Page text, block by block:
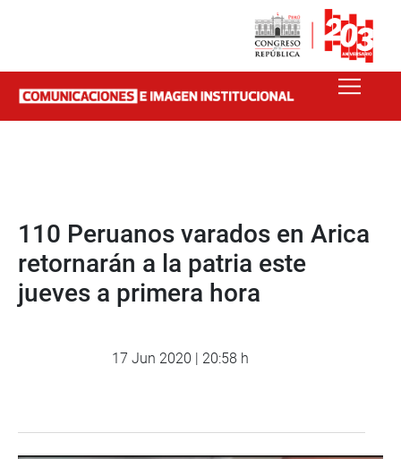
110 Peruanos varados en Arica
retornarán a la patria este
jueves a primera hora
17 Jun 2020 | 20:58 h